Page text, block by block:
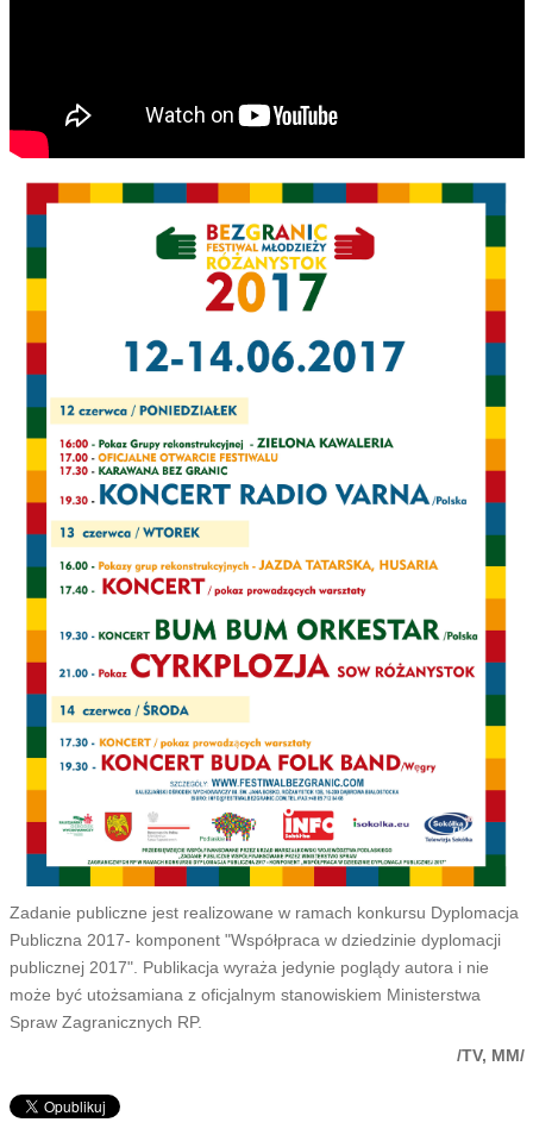
Zadanie publiczne jest realizowane w ramach konkursu Dyplomacja
Publiczna 2017- komponent "Współpraca w dziedzinie dyplomacji
publicznej 2017". Publikacja wyraża jedynie poglądy autora i nie
może być utożsamiana z oficjalnym stanowiskiem Ministerstwa
Spraw Zagranicznych RP.
/TV, MM/